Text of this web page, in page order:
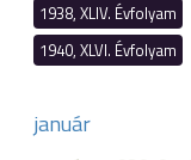
1938, XLIV. Évfolyam
1940, XLVI. Évfolyam
január